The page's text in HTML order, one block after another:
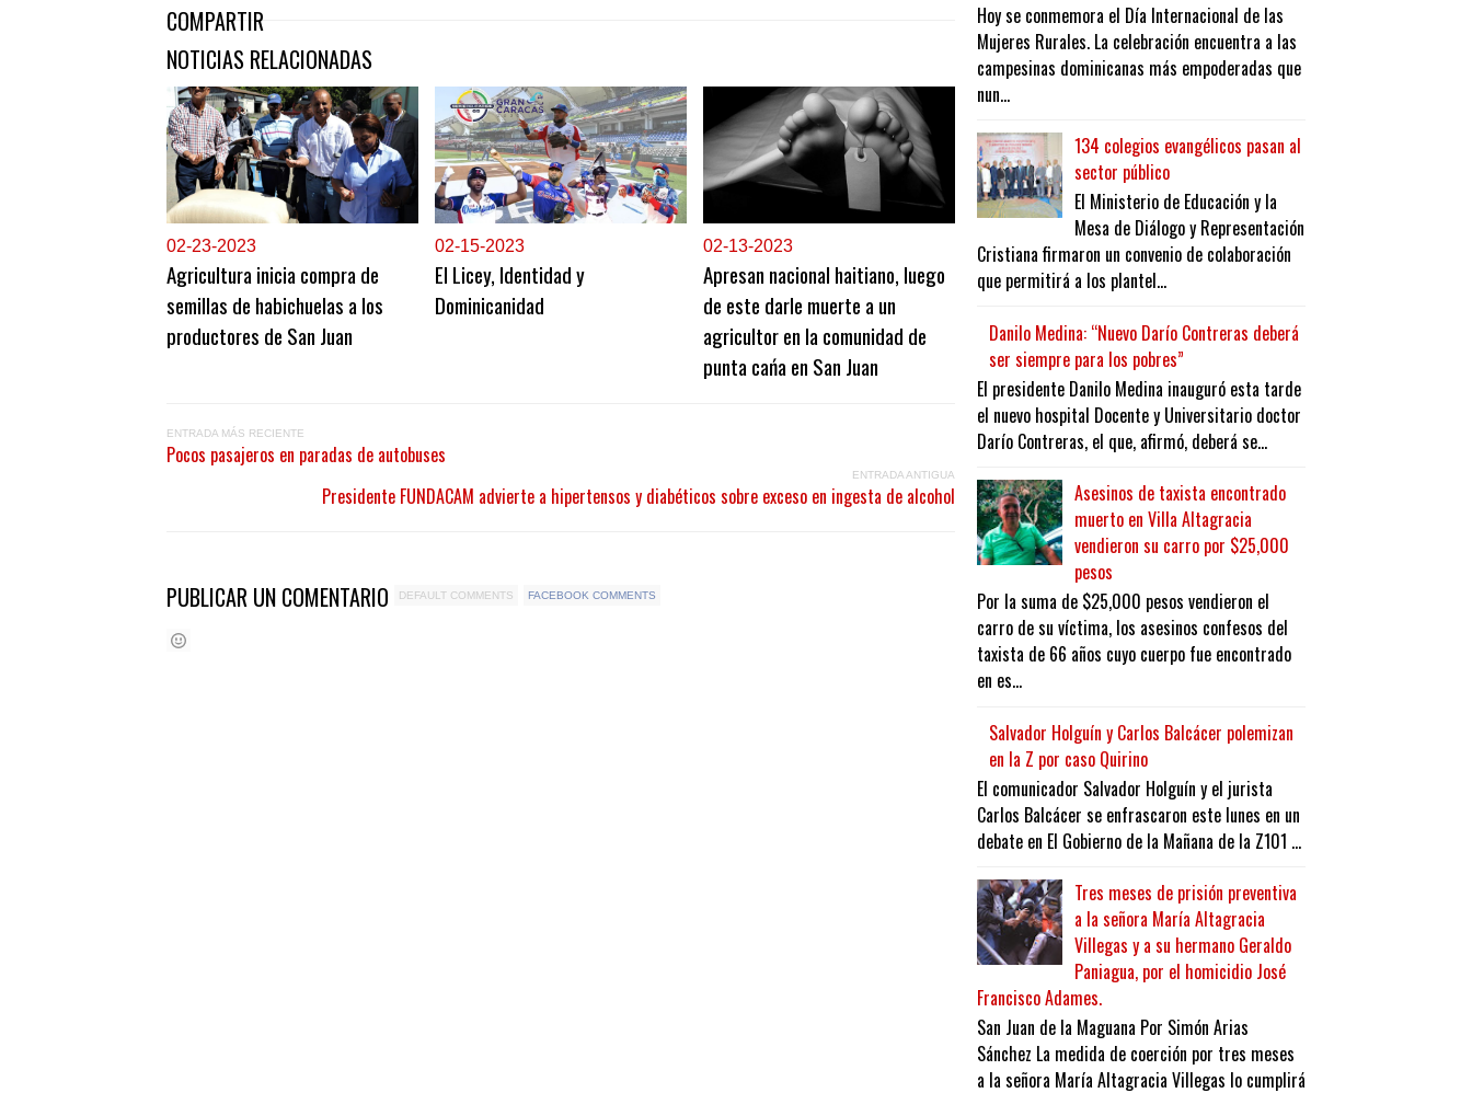
COMPARTIR
NOTICIAS RELACIONADAS
02-23-2023
Agricultura inicia compra de
semillas de habichuelas a los
productores de San Juan
02-15-2023
El Licey, Identidad y
Dominicanidad
02-13-2023
Apresan nacional haitiano, luego
de este darle muerte a un
agricultor en la comunidad de
punta cańa en San Juan
ENTRADA MÁS RECIENTE
Pocos pasajeros en paradas de autobuses
ENTRADA ANTIGUA
Presidente FUNDACAM advierte a hipertensos y diabéticos sobre exceso en ingesta de alcohol
PUBLICAR UN COMENTARIO DEFAULT COMMENTS FACEBOOK COMMENTS
Hoy se conmemora el Día Internacional de las
Mujeres Rurales. La celebración encuentra a las
campesinas dominicanas más empoderadas que
nun...
134 colegios evangélicos pasan al
sector público
El Ministerio de Educación y la
Mesa de Diálogo y Representación
Cristiana firmaron un convenio de colaboración
que permitirá a los plantel...
Danilo Medina: “Nuevo Darío Contreras deberá
ser siempre para los pobres”
El presidente Danilo Medina inauguró esta tarde
el nuevo hospital Docente y Universitario doctor
Darío Contreras, el que, afirmó, deberá se...
Asesinos de taxista encontrado
muerto en Villa Altagracia
vendieron su carro por $25,000
pesos
Por la suma de $25,000 pesos vendieron el
carro de su víctima, los asesinos confesos del
taxista de 66 años cuyo cuerpo fue encontrado
en es...
Salvador Holguín y Carlos Balcácer polemizan
en la Z por caso Quirino
El comunicador Salvador Holguín y el jurista
Carlos Balcácer se enfrascaron este lunes en un
debate en El Gobierno de la Mañana de la Z101 ...
Tres meses de prisión preventiva
a la señora María Altagracia
Villegas y a su hermano Geraldo
Paniagua, por el homicidio José
Francisco Adames.
San Juan de la Maguana Por Simón Arias
Sánchez La medida de coerción por tres meses
a la señora María Altagracia Villegas lo cumplirá